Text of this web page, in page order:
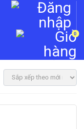
0
của 52 kết quả )